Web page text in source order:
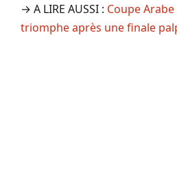
→ A LIRE AUSSI : Coupe
triomphe après une finale